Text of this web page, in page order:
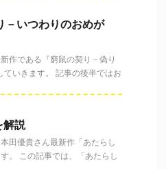
いつわりのおめが
作である『窮鼠の契り－偽り
いきます。 記事の後半ではお
解説
田優貴さん最新作「あたらし
。 この記事では、「あたらし